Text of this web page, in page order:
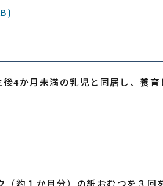
4か月未満の乳児と同居し、養
約１か月分）の紙おむつを３回